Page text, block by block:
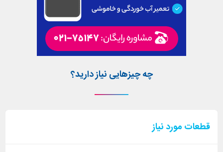
چه چیزهایی نیاز دارید؟
قطعات مورد نیاز